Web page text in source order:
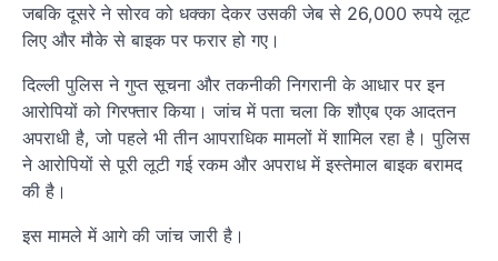
जबकि दूसरे ने सोरव को धक्का देकर उसकी जेब से 26,000 रुपये लूट
लिए और मौके से बाइक पर फरार हो गए।
दिल्ली पुलिस ने गुप्त सूचना और तकनीकी निगरानी के आधार पर इन
आरोपियों को गिरफ्तार किया। जांच में पता चला कि शौएब एक आदतन
अपराधी है, जो पहले भी तीन आपराधिक मामलों में शामिल रहा है। पुलिस
ने आरोपियों से पूरी लूटी गई रकम और अपराध में इस्तेमाल बाइक बरामद
की है।
इस मामले में आगे की जांच जारी है।